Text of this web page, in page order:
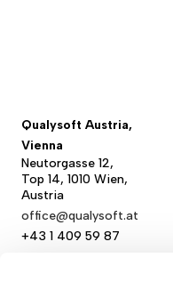
Qualysoft Austria,
Vienna
Neutorgasse 12,
Top 14, 1010 Wien,
Austria
office@qualysoft.at
+43 1 409 59 87